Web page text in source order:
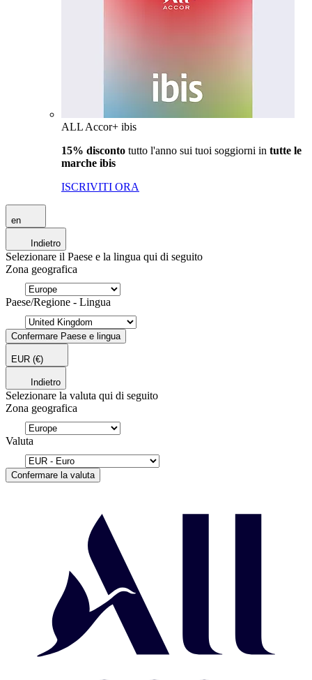
ALL Accor+ ibis
15% disconto tutto l'anno sui tuoi soggiorni in tutte le
marche ibis
ISCRIVITI ORA
en
Indietro
Selezionare il Paese e la lingua qui di seguito
Zona geografica
Paese/Regione - Lingua
Confermare Paese e lingua
EUR (€)
Indietro
Selezionare la valuta qui di seguito
Zona geografica
Valuta
Confermare la valuta